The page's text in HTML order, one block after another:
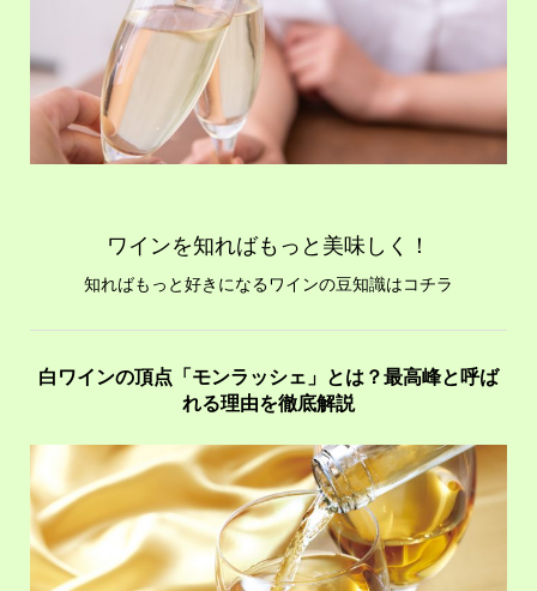
ワインを知ればもっと美味しく！
知ればもっと好きになるワインの豆知識はコチラ
白ワインの頂点「モンラッシェ」とは？最高峰と呼ば
れる理由を徹底解説